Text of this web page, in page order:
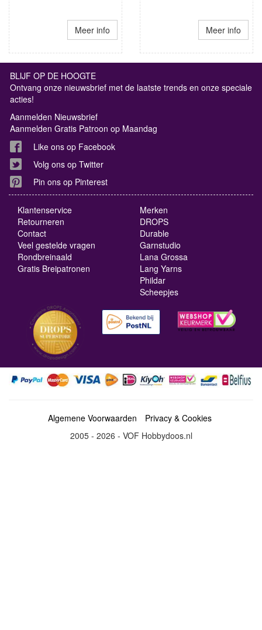
Meer info Meer info
BLIJF OP DE HOOGTE
Ontvang onze nieuwsbrief met de laatste trends en onze speciale
acties!
Aanmelden Nieuwsbrief
Aanmelden Gratis Patroon op Maandag
Like ons op Facebook
Volg ons op Twitter
Pin ons op Pinterest
Klantenservice
Retourneren
Contact
Veel gestelde vragen
Rondbreinaald
Gratis Breipatronen
Merken
DROPS
Durable
Garnstudio
Lana Grossa
Lang Yarns
Phildar
Scheepjes
Algemene Voorwaarden
Privacy & Cookies
2005 - 2026 - VOF Hobbydoos.nl